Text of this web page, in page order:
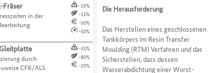
Fräser
in der
-25%
-15%
-50%
-50%
durch
CFK/ALS
-35%
-80%
-20%
Die Herausforderung
Das Herstellen eines geschlossenen
Tankkörpers im Resin Transfer
Moulding (RTM) Verfahren und das
Sicherstellen, dass dessen
Wasserabdichtung einer Worst-